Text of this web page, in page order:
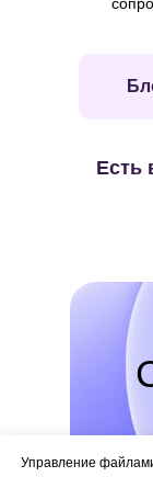
Управление
Есть